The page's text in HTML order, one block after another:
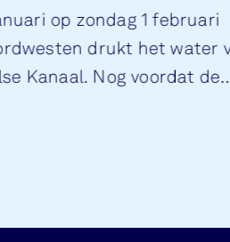
op zondag 1 februari
drukt het water
Kanaal. Nog voordat de